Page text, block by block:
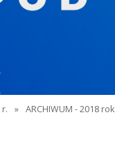
» ARCHIWUM - 2018 rok